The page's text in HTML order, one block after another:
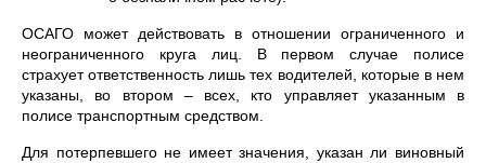
ОСАГО может действовать в отношении ограниченного и
неограниченного круга лиц. В первом случае полисе
страхует ответственность лишь тех водителей, которые в нем
указаны, во втором – всех, кто управляет указанным в
полисе транспортным средством.
Для потерпевшего не имеет значения, указан ли виновный